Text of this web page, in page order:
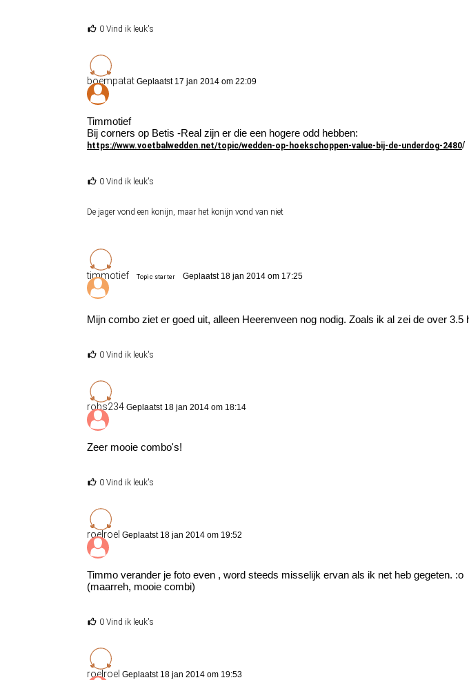
0 Vind ik leuk's
boempatat Geplaatst 17 jan 2014 om 22:09
Timmotief
Bij corners op Betis -Real zijn er die een hogere odd hebben:
https://www.voetbalwedden.net/topic/wedden-op-hoekschoppen-value-bij-de-underdog-2480/
0 Vind ik leuk's
De jager vond een konijn, maar het konijn vond van niet
timmotief Topic starter Geplaatst 18 jan 2014 om 17:25
Mijn combo ziet er goed uit, alleen Heerenveen nog nodig. Zoals ik al zei de over
0 Vind ik leuk's
robs234 Geplaatst 18 jan 2014 om 18:14
Zeer mooie combo's!
0 Vind ik leuk's
roelroel Geplaatst 18 jan 2014 om 19:52
Timmo verander je foto even , word steeds misselijk ervan als ik net heb gegeten. :o
(maarreh, mooie combi)
0 Vind ik leuk's
roelroel Geplaatst 18 jan 2014 om 19:53